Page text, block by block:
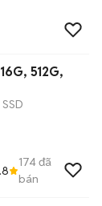
512G,
SSD
174đã
bán